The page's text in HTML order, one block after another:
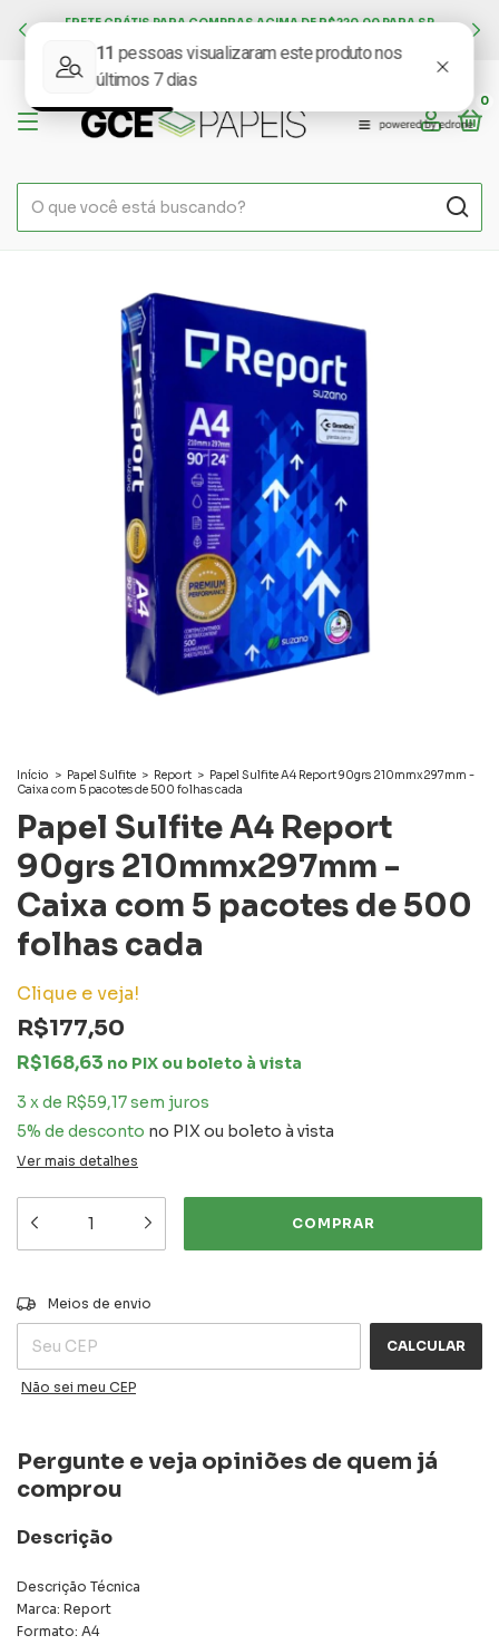
FRETE GRÁTIS PARA COMPRAS ACIMA DE R$220,00 PARA SP
0
Início > Papel Sulfite > Report > Papel Sulfite A4 Report 90grs 210mmx297mm -
Caixa com 5 pacotes de 500 folhas cada
Papel Sulfite A4 Report
90grs 210mmx297mm -
Caixa com 5 pacotes de 500
folhas cada
Clique e veja!
R$177,50
R$168,63 no PIX ou boleto à vista
3 xde R$59,17sem juros
5% de desconto no PIX ou boleto à vista
Ver mais detalhes
Entregas para o CEP:
Meios de envio
CALCULAR
Não sei meu CEP
Pergunte e veja opiniões de quem já
comprou
Descrição
Descrição Técnica
Marca: Report
Formato: A4